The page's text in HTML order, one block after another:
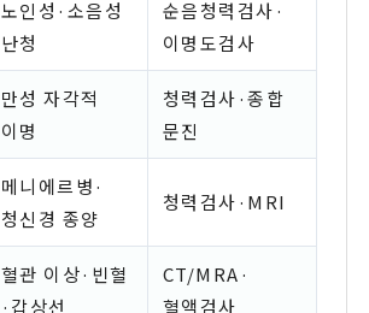
노인성·소음성
난청
순음청력검사·
이명도검사
만성 자각적
이명
청력검사·종합
문진
메니에르병·
청신경 종양
청력검사·MRI
혈관 이상·빈혈
·갑상선
CT/MRA·
혈액검사